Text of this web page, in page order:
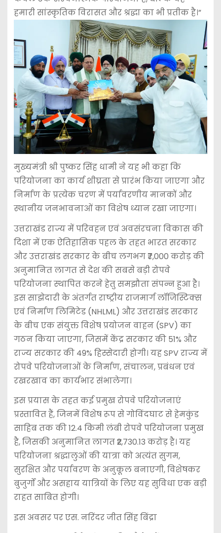
हमारी सांस्कृतिक विरासत और श्रद्धा का भी प्रतीक है।”
मुख्यमंत्री श्री पुष्कर सिंह धामी ने यह भी कहा कि
परियोजना का कार्य शीघ्रता से प्रारंभ किया जाएगा और
निर्माण के प्रत्येक चरण में पर्यावरणीय मानकों और
स्थानीय जनभावनाओं का विशेष ध्यान रखा जाएगा।
उत्तराखंड राज्य में परिवहन एवं अवसंरचना विकास की
दिशा में एक ऐतिहासिक पहल के तहत भारत सरकार
और उत्तराखंड सरकार के बीच लगभग ₹7,000 करोड़ की
अनुमानित लागत से देश की सबसे बड़ी रोपवे
परियोजना स्थापित करने हेतु समझौता संपन्न हुआ है।
इस साझेदारी के अंतर्गत राष्ट्रीय राजमार्ग लॉजिस्टिक्स
एवं निर्माण लिमिटेड (NHLML) और उत्तराखंड सरकार
के बीच एक संयुक्त विशेष प्रयोजन वाहन (SPV) का
गठन किया जाएगा, जिसमें केंद्र सरकार की 51% और
राज्य सरकार की 49% हिस्सेदारी होगी। यह SPV राज्य में
रोपवे परियोजनाओं के निर्माण, संचालन, प्रबंधन एवं
रखरखाव का कार्यभार संभालेगा।
इस प्रयास के तहत कई प्रमुख रोपवे परियोजनाएं
प्रस्तावित हैं, जिनमें विशेष रूप से गोविंदघाट से हेमकुंड
साहिब तक की 12.4 किमी लंबी रोपवे परियोजना प्रमुख
है, जिसकी अनुमानित लागत ₹2,730.13 करोड़ है। यह
परियोजना श्रद्धालुओं की यात्रा को अत्यंत सुगम,
सुरक्षित और पर्यावरण के अनुकूल बनाएगी, विशेषकर
बुजुर्गों और असहाय यात्रियों के लिए यह सुविधा एक बड़ी
राहत साबित होगी।
इस अवसर पर एस. नरिंदर जीत सिंह बिंद्रा